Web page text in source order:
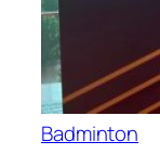
Badminton